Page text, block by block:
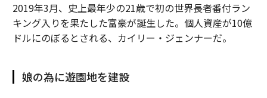
2019年3月、史上最年少の21歳で初の世界長者番付ラン
キング入りを果たした富豪が誕生した。個人資産が10億
ドルにのぼるとされる、カイリー・ジェンナーだ。
娘の為に遊園地を建設